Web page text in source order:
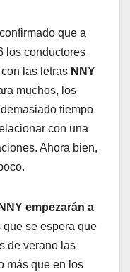
que a
los conductores
las letras NNY
muchos, los
tiempo
con una
Ahora bien,
empezarán a
que se espera que
de verano las
más que en los